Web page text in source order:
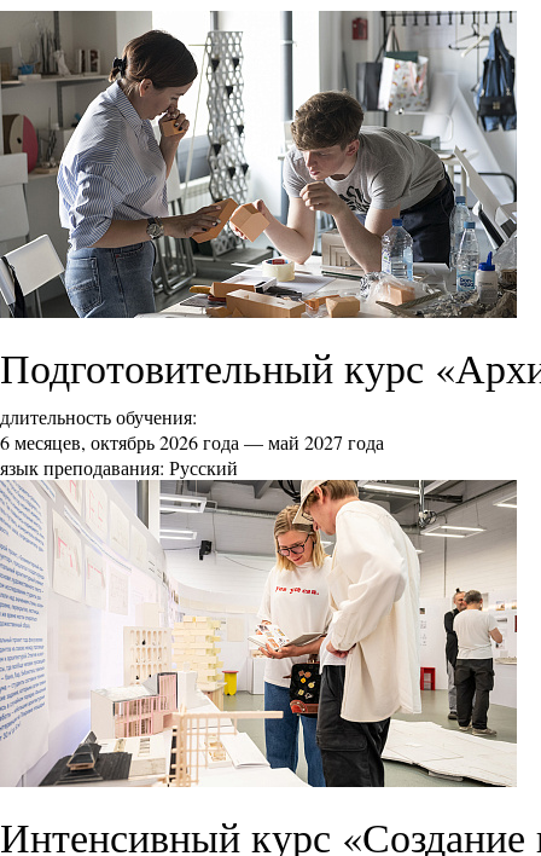
Подготовительный курс
длительность обучения:
6 месяцев, октябрь 2026 года — май 2027 года
язык преподавания: Русский
Интенсивный курс «Создание